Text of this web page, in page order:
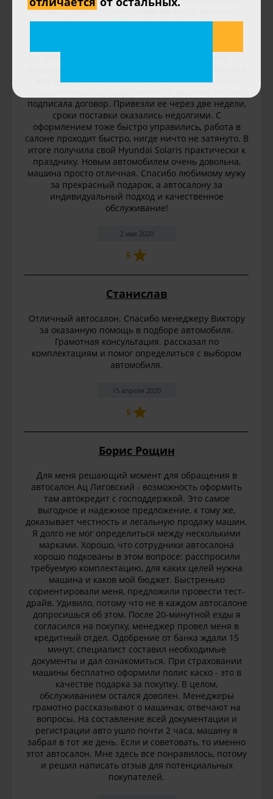
не было предпочтений, лишь бы не на механике.
Муж привез меня в автоцентр Лиговский, не знаю
них не было, пришлось взять на заказ. Сначала
подписала договор. Привезли ее через две недели,
сроки поставки оказались недолгими. С
оформлением тоже быстро управились, работа в
салоне проходит быстро, нигде ничто не затянуто. В
итоге получила свой Hyundai Solaris практически к
празднику. Новым автомобилем очень довольна,
машина просто отличная. Спасибо любимому мужу
за прекрасный подарок, а автосалону за
индивидуальный подход и качественное
обслуживание!
2 мая 2020
5
Станислав
Отличный автосалон. Спасибо менеджеру Виктору
за оказанную помощь в подборе автомобиля.
Грамотная консультация. рассказал по
комплектациям и помог определиться с выбором
автомобиля.
15 апреля 2020
5
Борис Рощин
Для меня решающий момент для обращения в
автосалон Ац Лиговский - возможность оформить
там автокредит с господдержкой. Это самое
выгодное и надежное предложение, к тому же,
доказывает честность и легальную продажу машин.
Я долго не мог определиться между несколькими
марками. Хорошо, что сотрудники автосалона
хорошо подкованы в этом вопросе: расспросили
требуемую комплектацию, для каких целей нужна
машина и каков мой бюджет. Быстренько
сориентировали меня, предложили провести тест-
драйв. Удивило, потому что не в каждом автосалоне
допросишься об этом. После 20-минутной езды я
согласился на покупку, менеджер провел меня в
кредитный отдел. Одобрение от банка ждали 15
минут, специалист составил необходимые
документы и дал ознакомиться. При страховании
машины бесплатно оформили полис каско - это в
качестве подарка за покупку. В целом,
обслуживанием остался доволен. Менеджеры
грамотно рассказывают о машинах, отвечают на
вопросы. На составление всей документации и
регистрации авто ушло почти 2 часа, машину я
забрал в тот же день. Если и советовать, то именно
этот автосалон. Мне здесь все понравилось, потому
и решил написать отзыв для потенциальных
покупателей.